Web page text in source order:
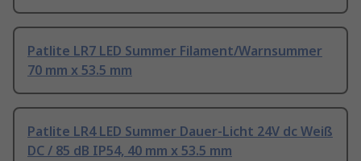
Patlite LR7 LED Summer Filament/Warnsummer
70 mm x 53.5 mm
Patlite LR4 LED Summer Dauer-Licht 24V dc Weiß
DC / 85 dB IP54, 40 mm x 53.5 mm